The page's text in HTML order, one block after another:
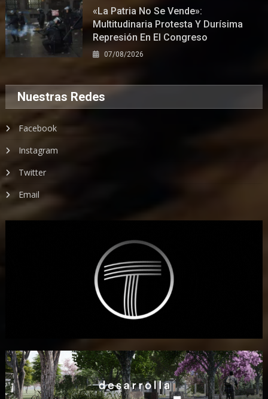
«La Patria No Se Vende»:
Multitudinaria Protesta Y Durísima
Represión En El Congreso
07/08/2026
Nuestras Redes
Facebook
Instagram
Twitter
Email